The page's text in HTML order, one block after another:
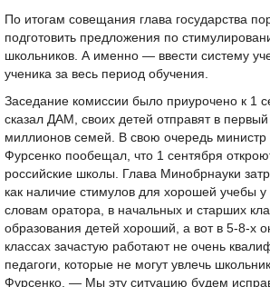
По итогам совещания глава государства
подготовить предложения по
школьников. А именно — ввести систему
ученика за весь период обучения.
Заседание комиссии было приурочено к 1
сказал ДАМ, своих детей отправят в
миллионов семей. В свою очередь министр
Фурсенко пообещал, что 1 сентября
российские школы. Глава Минобрнауки
как наличие стимулов для хорошей учебы
словам оратора, в начальных и старших
образования детей хороший, а вот в 5-8-х
классах зачастую работают не очень
педагоги, которые не могут увлечь
Фурсенко. — Мы эту ситуацию будем